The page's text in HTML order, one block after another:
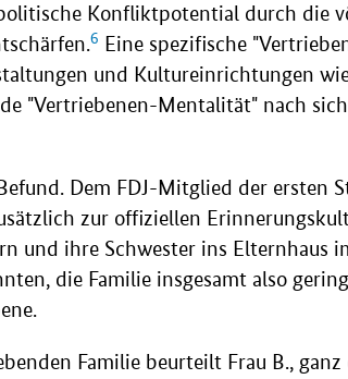
Konfliktpotential durch die
6 Eine spezifische
und Kultureinrichtungen
"Vertriebenen-Mentalität" nach
Dem FDJ-Mitglied der ersten
zur offiziellen
und ihre Schwester ins Elternhaus
die Familie insgesamt also
Familie beurteilt Frau B.,